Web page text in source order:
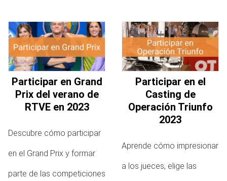
Participar en Grand
Prix del verano de
RTVE en 2023
Descubre cómo participar
en el Grand Prix y formar
parte de las competiciones
Participar en el
Casting de
Operación Triunfo
2023
Aprende cómo impresionar
a los jueces, elige las